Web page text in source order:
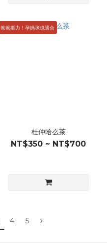
爸爸挺力！孕媽咪也適合
杜仲哈么茶
NT$350 ~ NT$700
4 5